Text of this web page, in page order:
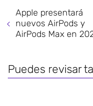
Apple presentará
nuevos AirPods y
AirPods Max en
Puedes revisar